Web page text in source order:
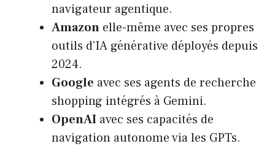
navigateur agentique.
Amazon elle-même avec ses propres
outils d’IA générative déployés depuis
2024.
Google avec ses agents de recherche
shopping intégrés à Gemini.
OpenAI avec ses capacités de
navigation autonome via les GPTs.